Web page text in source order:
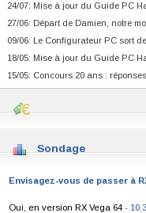
24/07: Mise à jour du Guide PC
27/06: Départ de Damien, notre
09/06: Le Configurateur PC sort
18/05: Mise à jour du Guide PC
15/05: Concours 20 ans :
Sondage
Envisagez-vous de passer à
Oui, en version RX Vega 64 -